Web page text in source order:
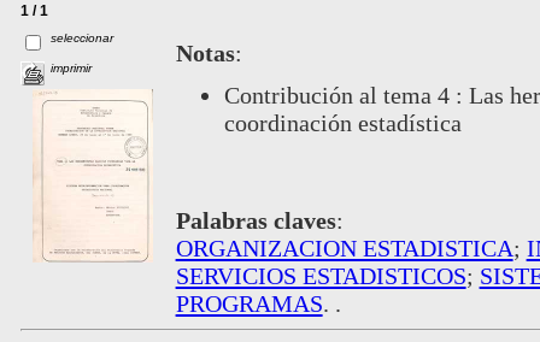
1 / 1
seleccionar
imprimir
Notas:
Contribución al tema 4 : Las
coordinación estadística
Palabras claves:
ORGANIZACION ESTADISTICA;
SERVICIOS ESTADISTICOS;
PROGRAMAS. .